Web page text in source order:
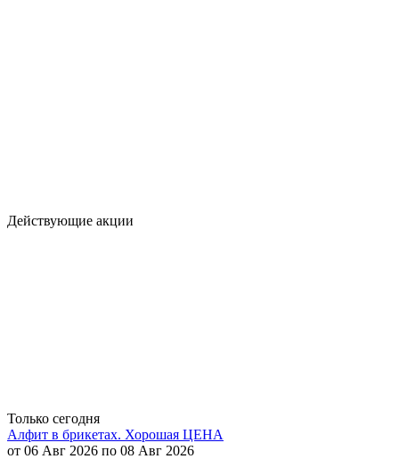
Действующие акции
Только сегодня
Алфит в брикетах. Хорошая ЦЕНА
от 06 Авг 2026 по 08 Авг 2026